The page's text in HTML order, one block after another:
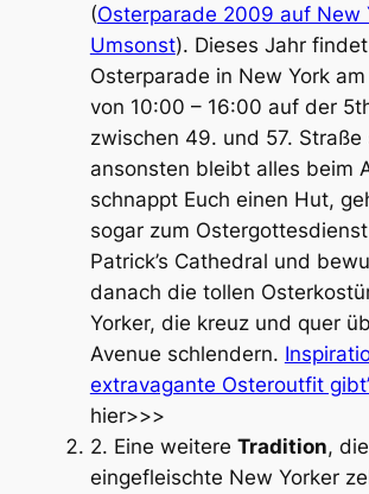
(Osterparade 2009 auf New
Umsonst). Dieses Jahr
Osterparade in New York
von 10:00 – 16:00 auf der
zwischen 49. und 57. Straße
ansonsten bleibt alles beim
schnappt Euch einen Hut,
sogar zum
Patrick’s Cathedral und
danach die tollen
Yorker, die kreuz und quer
Avenue schlendern.
extravagante Osteroutfit
hier>>>
2. Eine weitere Tradition, die
eingefleischte New Yorker